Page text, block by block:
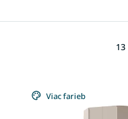
13
Viac farieb